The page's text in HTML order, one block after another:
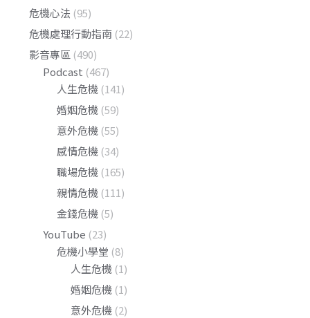
危機心法 (95)
危機處理行動指南 (22)
影音專區 (490)
Podcast (467)
人生危機 (141)
婚姻危機 (59)
意外危機 (55)
感情危機 (34)
職場危機 (165)
親情危機 (111)
金錢危機 (5)
YouTube (23)
危機小學堂 (8)
人生危機 (1)
婚姻危機 (1)
意外危機 (2)